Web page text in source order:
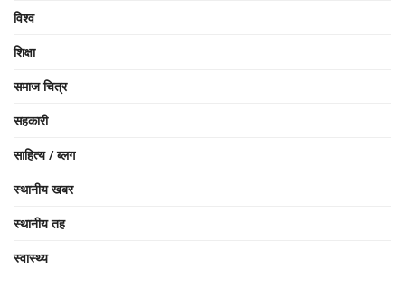
विश्व
शिक्षा
समाज चित्र
सहकारी
साहित्य / ब्लग
स्थानीय खबर
स्थानीय तह
स्वास्थ्य